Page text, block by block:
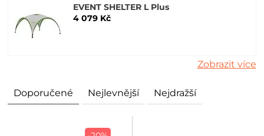
EVENT SHELTER L Plus
4 079 Kč
Zobrazit více
Doporučené Nejlevnější Nejdražší